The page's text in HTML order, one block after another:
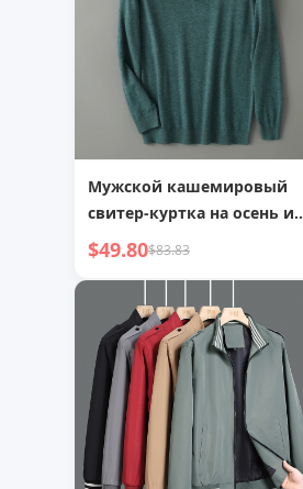
Мужской кашемировый
свитер-куртка на осень и
зиму с отложным
воротником, утолщенный,
$49.80$83.83